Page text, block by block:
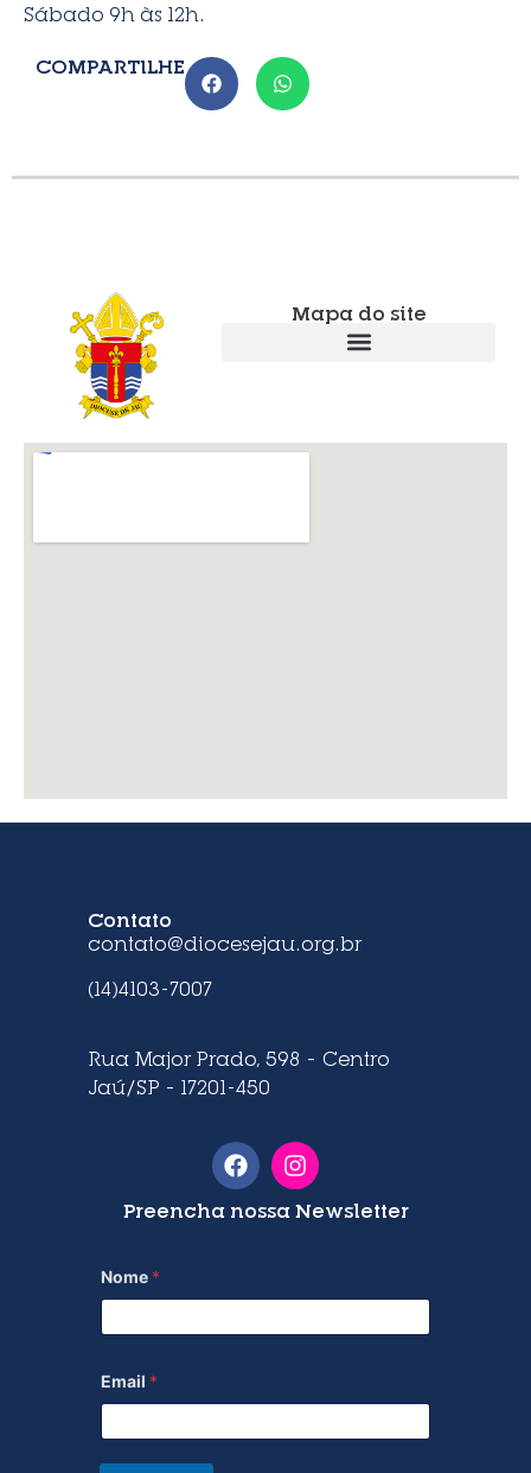
Sábado 9h às 12h.
COMPARTILHE
Mapa do site
Contato
contato@diocesejau.org.br
(14)4103-7007
Rua Major Prado, 598 – Centro
Jaú/SP – 17201-450
Preencha nossa Newsletter
Nome *
Email *